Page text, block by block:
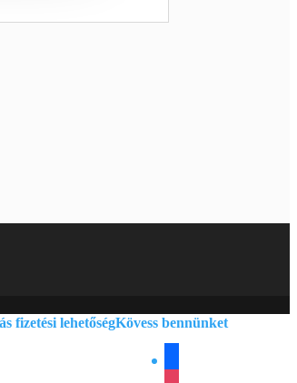
fizetési lehetőségKövess bennünket